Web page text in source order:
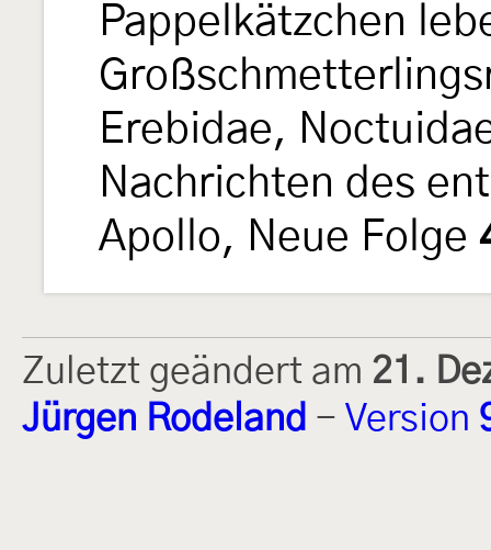
Pappelkätzchen
Erebidae,
Nachrichten des
Apollo, Neue Folge
Zuletzt geändert am 21.
Jürgen Rodeland - Version